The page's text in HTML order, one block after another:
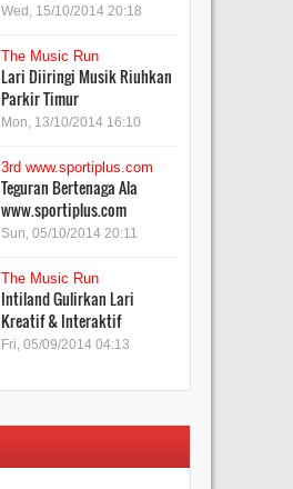
Wed, 15/10/2014 20:18
The Music Run
Lari Diiringi Musik Riuhkan
Parkir Timur
Mon, 13/10/2014 16:10
3rd www.sportiplus.com
Teguran Bertenaga Ala
www.sportiplus.com
Sun, 05/10/2014 20:11
The Music Run
Intiland Gulirkan Lari
Kreatif & Interaktif
Fri, 05/09/2014 04:13